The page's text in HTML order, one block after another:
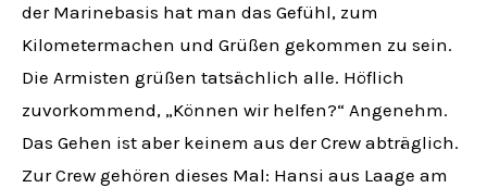
der Marinebasis hat man das Gefühl, zum
Kilometermachen und Grüßen gekommen zu sein.
Die Armisten grüßen tatsächlich alle. Höflich
zuvorkommend, „Können wir helfen?“ Angenehm.
Das Gehen ist aber keinem aus der Crew abträglich.
Zur Crew gehören dieses Mal: Hansi aus Laage am